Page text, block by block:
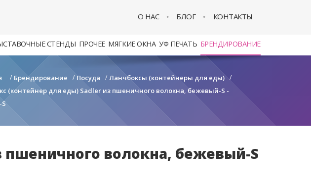
О НАС БЛОГ КОНТАКТЫ
СТЕНДЫ ПРОЧЕЕ МЯГКИЕ ОКНА УФ ПЕЧАТЬ БРЕНДИРОВАНИЕ
/ Брендирование / Посуда / Ланчбоксы (контейнеры для еды) /
(контейнер для еды) Sadler из пшеничного волокна, бежевый-S -
пшеничного волокна, бежевый-S